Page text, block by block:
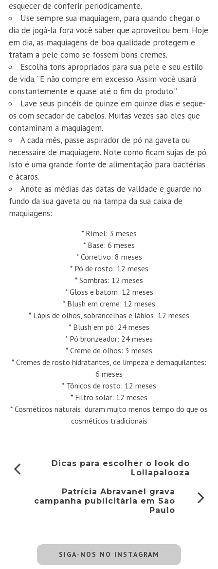
esquecer de conferir periodicamente.
Use sempre sua maquiagem, para quando chegar o
dia de jogá-la fora você saber que aproveitou bem. Hoje
em dia, as maquiagens de boa qualidade protegem e
tratam a pele como se fossem bons cremes.
Escolha tons apropriados para sua pele e seu estilo
de vida. “E não compre em excesso. Assim você usará
constantemente e quase até o fim do produto.”
Lave seus pincéis de quinze em quinze dias e seque-
os com secador de cabelos. Muitas vezes são eles que
contaminam a maquiagem.
A cada mês, passe aspirador de pó na gaveta ou
necessaire de maquiagem. Note como ficam sujas de pó.
Isto é uma grande fonte de alimentação para bactérias
e ácaros.
Anote as médias das datas de validade e guarde no
fundo da sua gaveta ou na tampa da sua caixa de
maquiagens:
* Rímel: 3 meses
* Base: 6 meses
* Corretivo: 8 meses
* Pó de rosto: 12 meses
* Sombras: 12 meses
* Gloss e batom: 12 meses
* Blush em creme: 12 meses
* Lápis de olhos, sobrancelhas e lábios: 12 meses
* Blush em pó: 24 meses
* Pó bronzeador: 24 meses
* Creme de olhos: 3 meses
* Cremes de rosto hidratantes, de limpeza e demaquilantes:
6 meses
* Tônicos de rosto: 12 meses
* Filtro solar: 12 meses
* Cosméticos naturais: duram muito menos tempo do que os
cosméticos tradicionais
Dicas para escolher o look do
Lollapalooza
Patrícia Abravanel grava
campanha publicitária em São
Paulo
SIGA-NOS NO INSTAGRAM